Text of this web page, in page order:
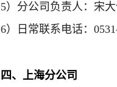
5）分公司负责人：宋
6）日常联系电话：
四 、上海分公司